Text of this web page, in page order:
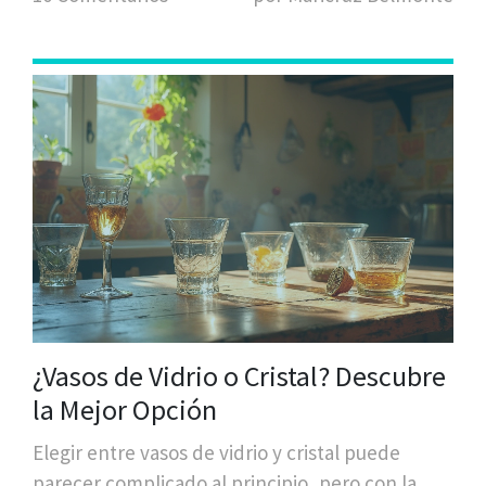
¿Vasos de Vidrio o Cristal? Descubre
la Mejor Opción
Elegir entre vasos de vidrio y cristal puede